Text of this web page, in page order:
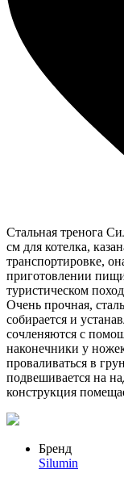
Стальная тренога
см для котелка,
транспортировке,
приготовлении
туристическом
Очень прочная,
собирается и
сочленяются с
наконечники у
проваливаться в
подвешивается на
конструкция
Бренд
Silumin